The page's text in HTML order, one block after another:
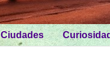
Ciudades